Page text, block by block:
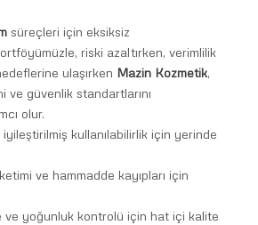
süreçleri için eksiksiz
riski azaltırken, verimlilik
ulaşırken Mazin Kozmetik,
güvenlik standartlarını
olur.
kullanılabilirlik için yerinde
ve hammadde kayıpları için
ve yoğunluk kontrolü için hat içi kalite